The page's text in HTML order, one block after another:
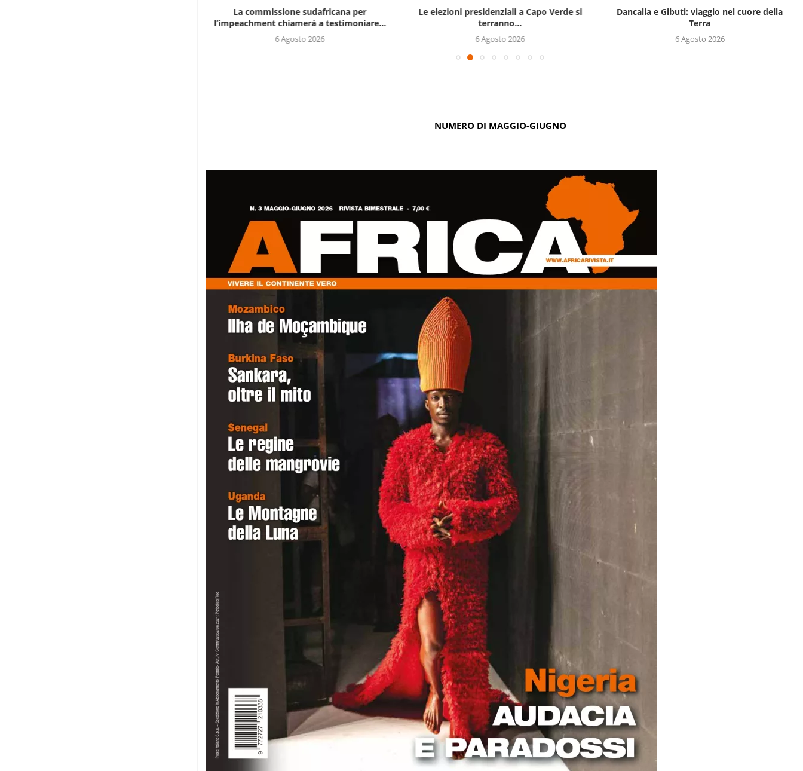
La commissione sudafricana per
l’impeachment chiamerà a testimoniare...
6 Agosto 2026
Le elezioni presidenziali a Capo Verde si
terranno...
6 Agosto 2026
Dancalia e Gibuti: viaggio nel cuore della
Terra
6 Agosto 2026
NUMERO DI MAGGIO-GIUGNO